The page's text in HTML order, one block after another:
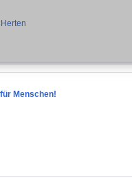
Menschen!